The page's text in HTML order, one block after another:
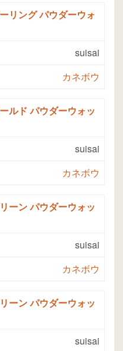
リング パウダーウォ
suisai
カネボウ
ルド パウダーウォッ
suisai
カネボウ
ーン パウダーウォッ
suisai
カネボウ
ーン パウダーウォッ
suisai